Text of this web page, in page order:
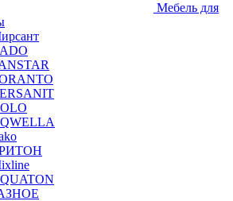
Мебель для